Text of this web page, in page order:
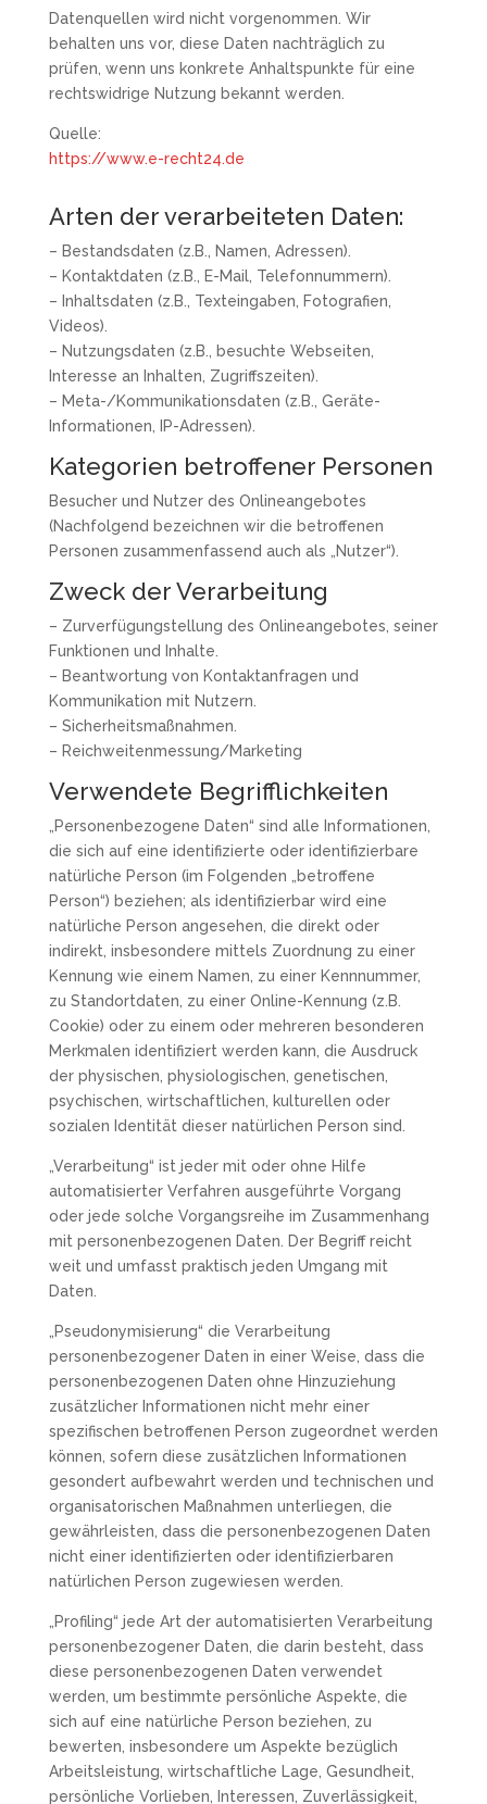
Datenquellen wird nicht vorgenommen. Wir
behalten uns vor, diese Daten nachträglich zu
prüfen, wenn uns konkrete Anhaltspunkte für eine
rechtswidrige Nutzung bekannt werden.
Quelle:
https://www.e-recht24.de
Arten der verarbeiteten Daten:
– Bestandsdaten (z.B., Namen, Adressen).
– Kontaktdaten (z.B., E-Mail, Telefonnummern).
– Inhaltsdaten (z.B., Texteingaben, Fotografien,
Videos).
– Nutzungsdaten (z.B., besuchte Webseiten,
Interesse an Inhalten, Zugriffszeiten).
– Meta-/Kommunikationsdaten (z.B., Geräte-
Informationen, IP-Adressen).
Kategorien betroffener Personen
Besucher und Nutzer des Onlineangebotes
(Nachfolgend bezeichnen wir die betroffenen
Personen zusammenfassend auch als „Nutzer“).
Zweck der Verarbeitung
– Zurverfügungstellung des Onlineangebotes, seiner
Funktionen und Inhalte.
– Beantwortung von Kontaktanfragen und
Kommunikation mit Nutzern.
– Sicherheitsmaßnahmen.
– Reichweitenmessung/Marketing
Verwendete Begrifflichkeiten
„Personenbezogene Daten“ sind alle Informationen,
die sich auf eine identifizierte oder identifizierbare
natürliche Person (im Folgenden „betroffene
Person“) beziehen; als identifizierbar wird eine
natürliche Person angesehen, die direkt oder
indirekt, insbesondere mittels Zuordnung zu einer
Kennung wie einem Namen, zu einer Kennnummer,
zu Standortdaten, zu einer Online-Kennung (z.B.
Cookie) oder zu einem oder mehreren besonderen
Merkmalen identifiziert werden kann, die Ausdruck
der physischen, physiologischen, genetischen,
psychischen, wirtschaftlichen, kulturellen oder
sozialen Identität dieser natürlichen Person sind.
„Verarbeitung“ ist jeder mit oder ohne Hilfe
automatisierter Verfahren ausgeführte Vorgang
oder jede solche Vorgangsreihe im Zusammenhang
mit personenbezogenen Daten. Der Begriff reicht
weit und umfasst praktisch jeden Umgang mit
Daten.
„Pseudonymisierung“ die Verarbeitung
personenbezogener Daten in einer Weise, dass die
personenbezogenen Daten ohne Hinzuziehung
zusätzlicher Informationen nicht mehr einer
spezifischen betroffenen Person zugeordnet werden
können, sofern diese zusätzlichen Informationen
gesondert aufbewahrt werden und technischen und
organisatorischen Maßnahmen unterliegen, die
gewährleisten, dass die personenbezogenen Daten
nicht einer identifizierten oder identifizierbaren
natürlichen Person zugewiesen werden.
„Profiling“ jede Art der automatisierten Verarbeitung
personenbezogener Daten, die darin besteht, dass
diese personenbezogenen Daten verwendet
werden, um bestimmte persönliche Aspekte, die
sich auf eine natürliche Person beziehen, zu
bewerten, insbesondere um Aspekte bezüglich
Arbeitsleistung, wirtschaftliche Lage, Gesundheit,
persönliche Vorlieben, Interessen, Zuverlässigkeit,